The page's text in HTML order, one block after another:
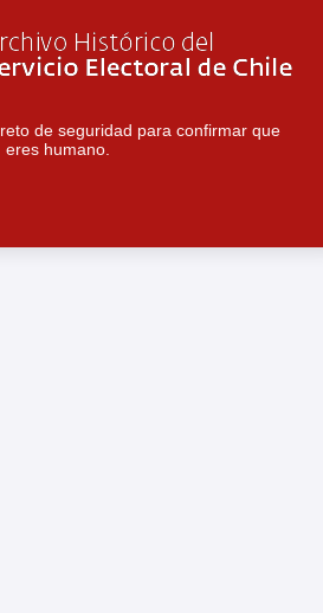
de seguridad para confirmar que
eres humano.